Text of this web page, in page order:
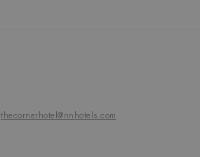
thecornerhotel@nnhotels.com